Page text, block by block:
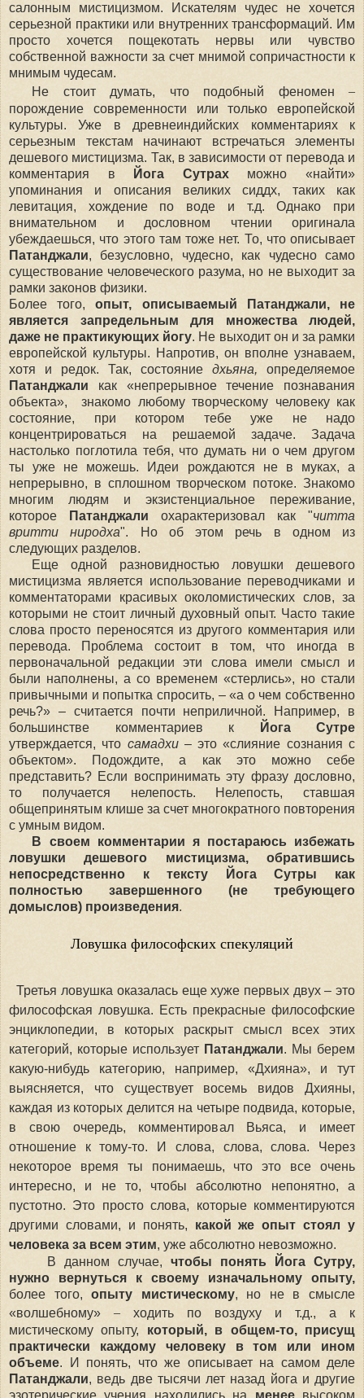
салонным мистицизмом. Искателям чудес не хочется
серьезной практики или внутренних трансформаций. Им
просто хочется пощекотать нервы или чувство
собственной важности за счет мнимой сопричастности к
мнимым чудесам.
Не стоит думать, что подобный феномен –
порождение современности или только европейской
культуры.Уже в древнеиндийских комментариях к
серьезным текстам начинают встречаться элементы
дешевого мистицизма. Так, в зависимости от перевода и
комментария в
Йога Сутрахможно «найти»
упоминания и описания великих сиддх, таких как
левитация, хождение по воде и т.д. Однако при
внимательном и дословном чтении оригинала
убеждаешься, что этого там тоже нет. То, что описывает
Патанджали, безусловно, чудесно, как чудесно само
существование человеческого разума, но не выходит за
рамки законов физики.
Более того,опыт, описываемый Патанджали, не
является запредельным для множества людей,
даже не практикующих йогу. Не выходит он и за рамки
европейской культуры. Напротив, он вполне узнаваем,
хотя и редок. Так, состояние дхьяна, определяемое
Патанджали
как «непрерывное течение познавания
объекта», знакомо любому творческому человеку как
состояние, при котором тебе уже не надо
концентрироваться на решаемой задаче. Задача
настолько поглотила тебя, что думать ни о чем другом
ты уже не можешь. Идеи рождаются не в муках, а
непрерывно, в сплошном творческом потоке. Знакомо
многим людям и экзистенциальное переживание,
которое
Патанджали охарактеризовал как "читта
вритти ниродха". Но об этом речь в одном из
следующих разделов.
Еще одной разновидностью ловушки дешевого
мистицизма является использование переводчиками и
комментаторами красивых околомистических слов, за
которыми не стоит личный духовный опыт. Часто такие
слова просто переносятся из другого комментария или
перевода. Проблема состоит в том, что иногда в
первоначальной редакции эти слова имели смысл и
были наполнены, а со временем «стерлись», но стали
привычными и попытка спросить, – «а о чем собственно
речь?» – считается почти неприличной. Например, в
большинстве комментариев к
Йога Сутре
утверждается, что самадхи –это «слияние сознания с
объектом». Подождите, а как это можно себе
представить? Если воспринимать эту фразу дословно,
то получается нелепость. Нелепость, ставшая
общепринятым клише за счет многократного повторения
с умным видом.
В своем комментарии я постараюсь избежать
ловушки дешевого мистицизма, обратившись
непосредственно к тексту Йога Сутры как
полностью завершенного (не требующего
домыслов) произведения.
Ловушка философских спекуляций
Третья ловушка оказалась еще хуже первых двух – это
философская ловушка. Есть прекрасные философские
энциклопедии, в которых раскрыт смысл всех этих
категорий, которые использует Патанджали. Мы берем
какую-нибудь категорию, например, «Дхияна», и тут
выясняется, что существует восемь видов Дхияны,
каждая из которых делится на четыре подвида, которые,
в свою очередь, комментировал Вьяса, и имеет
отношение к тому-то. И слова, слова, слова. Через
некоторое время ты понимаешь, что это все очень
интересно, и не то, чтобы абсолютно непонятно, а
пустотно. Это просто слова, которые комментируются
другими словами, и понять, какой же опыт стоял у
человека за всем этим, уже абсолютно невозможно.
В данном случае,чтобы понять Йога Сутру,
нужно вернуться к своему изначальному опыту,
более того,опыту мистическому, но не в смысле
«волшебному» – ходить по воздуху и т.д., а к
мистическому опыту, который, в общем-то, присущ
практически каждому человеку в том или ином
объеме. И понять, что же описывает на самом деле
Патанджали, ведь две тысячи лет назад йога и другие